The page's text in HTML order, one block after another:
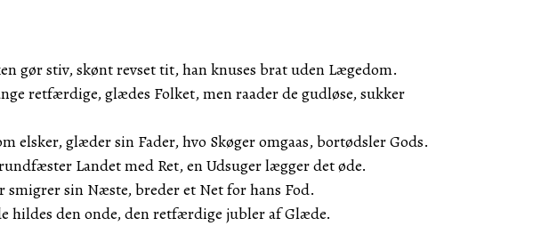
gør stiv, skønt revset tit, han knuses brat uden Lægedom.
retfærdige, glædes Folket, men raader de gudløse, sukker
elsker, glæder sin Fader, hvo Skøger omgaas, bortødsler Gods.
Landet med Ret, en Udsuger lægger det øde.
smigrer sin Næste, breder et Net for hans Fod.
hildes den onde, den retfærdige jubler af Glæde.